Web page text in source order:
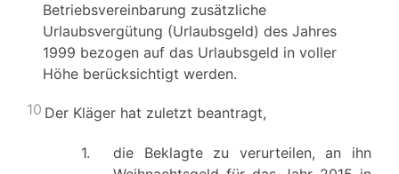
Betriebsvereinbarung zusätzliche
Urlaubsvergütung (Urlaubsgeld) des Jahres
1999 bezogen auf das Urlaubsgeld in voller
Höhe berücksichtigt werden.
10 Der Kläger hat zuletzt beantragt,
1.
die Beklagte zu verurteilen, an ihn